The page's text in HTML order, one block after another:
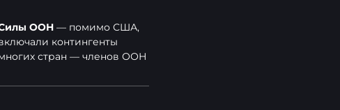
ООН — помимо США,
контингенты
стран — членов ООН